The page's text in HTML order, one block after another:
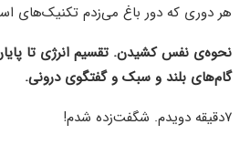
هر دوری که دور باغ می‌زدم تکنیک‌های
نحوه‌ی نفس کشیدن. تقسیم انرژی تا
گام‌های بلند و سبک و گفتگوی درونی.
۷دقیقه دویدم. شگفت‌زده شدم!